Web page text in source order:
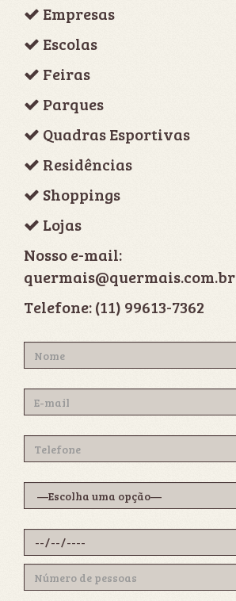
Empresas
Escolas
Feiras
Parques
Quadras Esportivas
Residências
Shoppings
Lojas
Nosso e-mail:
quermais@quermais.com.br
Telefone:(11) 99613-7362
Nome
E-
mail
Telefone
Assunto
Data
do
evento
Número
de